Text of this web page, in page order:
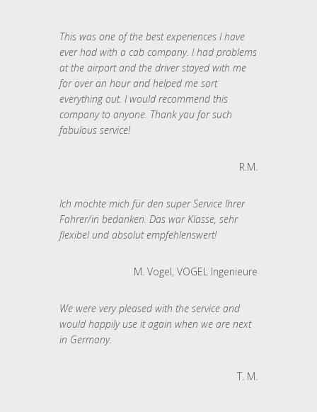
This was one of the best experiences I have
ever had with a cab company. I had problems
at the airport and the driver stayed with me
for over an hour and helped me sort
everything out. I would recommend this
company to anyone. Thank you for such
fabulous service!
R.M.
Ich möchte mich für den super Service Ihrer
Fahrer/in bedanken. Das war Klasse, sehr
flexibel und absolut empfehlenswert!
M. Vogel, VOGEL Ingenieure
We were very pleased with the service and
would happily use it again when we are next
in Germany.
T. M.